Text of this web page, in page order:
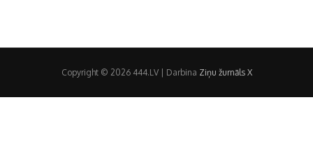
Copyright © 2026 444.LV | Darbina Ziņu žurnāls X